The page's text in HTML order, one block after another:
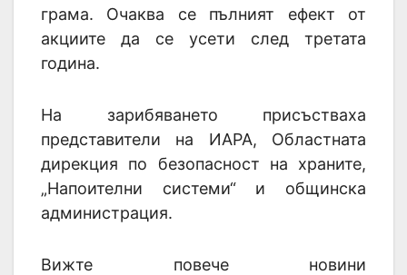
грама. Очаква се пълният ефект от
акциите да се усети след третата
година.
На зарибяването присъстваха
представители на ИАРА, Областната
дирекция по безопасност на храните,
„Напоителни системи“ и общинска
администрация.
Вижте повече новини